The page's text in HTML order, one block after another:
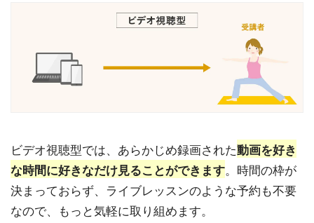
ビデオ視聴型では、あらかじめ録画された動画を好き
な時間に好きなだけ見ることができます。時間の枠が
決まっておらず、ライブレッスンのような予約も不要
なので、もっと気軽に取り組めます。